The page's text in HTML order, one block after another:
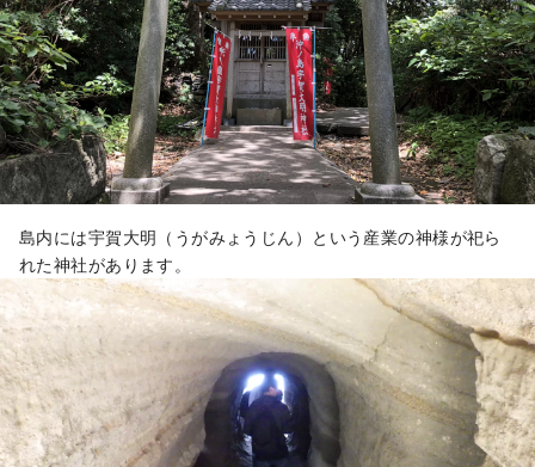
島内には宇賀大明（うがみょうじん）という産業の神様が祀ら
れた神社があります。